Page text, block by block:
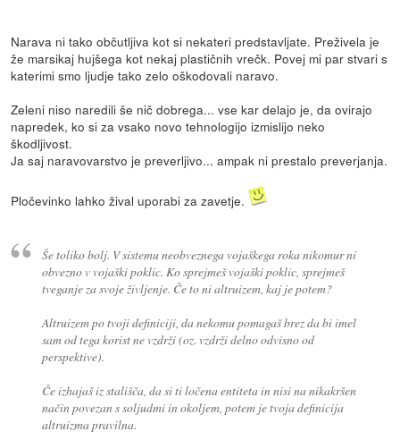
Narava ni tako občutljiva kot si nekateri predstavljate. Preživela je
že marsikaj hujšega kot nekaj plastičnih vrečk. Povej mi par stvari s
katerimi smo ljudje tako zelo oškodovali naravo.
Zeleni niso naredili še nič dobrega... vse kar delajo je, da ovirajo
napredek, ko si za vsako novo tehnologijo izmislijo neko
škodljivost.
Ja saj naravovarstvo je preverljivo... ampak ni prestalo preverjanja.
Pločevinko lahko žival uporabi za zavetje.
Še toliko bolj. V sistemu neobveznega vojaškega roka nikomur ni
obvezno v vojaški poklic. Ko sprejmeš vojaški poklic, sprejmeš
tveganje za svoje življenje. Če to ni altruizem, kaj je potem?
Altruizem po tvoji definiciji, da nekomu pomagaš brez da bi imel
sam od tega korist ne vzdrži (oz. vzdrži delno odvisno od
perspektive).
Če izhajaš iz stališča, da si ti ločena entiteta in nisi na nikakršen
način povezan s soljudmi in okoljem, potem je tvoja definicija
altruizma pravilna.